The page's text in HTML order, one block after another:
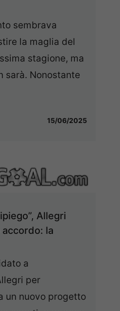
sembrava
la maglia del
stagione, ma
sarà. Nonostante
15/06/2025
Allegri
la
a
per
un nuovo progetto